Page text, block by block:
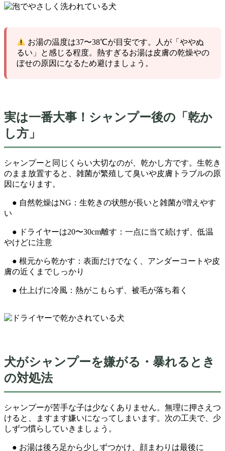
お湯の温度は37〜38℃が目安です。人が「ややぬ
るい」と感じる程度。熱すぎるお湯は皮膚の乾燥やの
ぼせの原因になるため避けましょう。
実は一番大事！シャンプー後の「乾か
し方」
シャンプーと同じくらい大切なのが、乾かし方です。生乾き
のまま放置すると、雑菌が繁殖して臭いや皮膚トラブルの原
因になります。
● 自然乾燥はNG：生乾きの状態が長いと雑菌が増えやす
い
● ドライヤーは20〜30cm離す：一点に当て続けず、低温
やけどに注意
● 根元から乾かす：表面だけでなく、アンダーコートや皮
膚の近くまでしっかり
● 仕上げに冷風：熱がこもらず、被毛が落ち着く
犬がシャンプーを嫌がる・暴れるとき
の対処法
シャンプーが苦手な子は少なくありません。無理に押さえつ
けると、ますます嫌いになってしまいます。次の工夫で、少
しずつ慣らしていきましょう。
● お湯は後ろ足から少しずつかけ、顔まわりは最後に